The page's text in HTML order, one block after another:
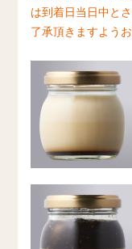
は到着日当日中と
了承頂きますよう